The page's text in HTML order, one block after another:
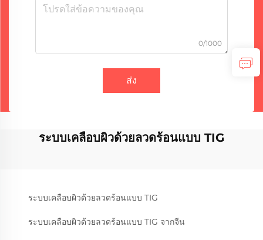
0/1000
ส่ง
ระบบเคลือบผิวด้วยลวดร้อนแบบ TIG
ระบบเคลือบผิวด้วยลวดร้อนแบบ TIG
ระบบเคลือบผิวด้วยลวดร้อนแบบ TIG จากจีน